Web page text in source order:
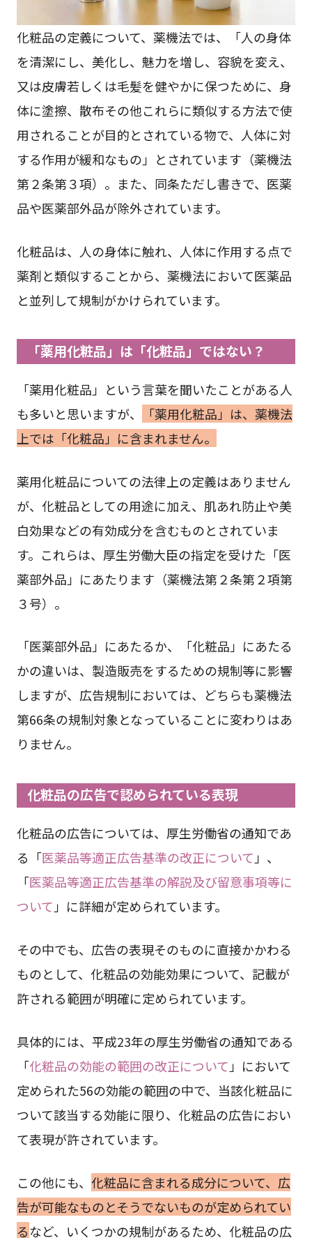
化粧品の定義について、薬機法では、「人の身体
を清潔にし、美化し、魅力を増し、容貌を変え、
又は皮膚若しくは毛髪を健やかに保つために、身
体に塗擦、散布その他これらに類似する方法で使
用されることが目的とされている物で、人体に対
する作用が緩和なもの」とされています（薬機法
第２条第３項）。また、同条ただし書きで、医薬
品や医薬部外品が除外されています。
化粧品は、人の身体に触れ、人体に作用する点で
薬剤と類似することから、薬機法において医薬品
と並列して規制がかけられています。
「薬用化粧品」は「化粧品」ではない？
「薬用化粧品」という言葉を聞いたことがある人
も多いと思いますが、
「薬用化粧品」は、薬機法
上では「化粧品」に含まれません。
薬用化粧品についての法律上の定義はありません
が、化粧品としての用途に加え、肌あれ防止や美
白効果などの有効成分を含むものとされていま
す。これらは、厚生労働大臣の指定を受けた「医
薬部外品」にあたります（薬機法第２条第２項第
３号）。
「医薬部外品」にあたるか、「化粧品」にあたる
かの違いは、製造販売をするための規制等に影響
しますが、広告規制においては、どちらも薬機法
第66条の規制対象となっていることに変わりはあ
りません。
化粧品の広告で認められている表現
化粧品の広告については、厚生労働省の通知であ
る「医薬品等適正広告基準の改正について」、
「医薬品等適正広告基準の解説及び留意事項等に
ついて」に詳細が定められています。
その中でも、広告の表現そのものに直接かかわる
ものとして、化粧品の効能効果について、記載が
許される範囲が明確に定められています。
具体的には、平成23年の厚生労働省の通知である
「化粧品の効能の範囲の改正について 」において
定められた56の効能の範囲の中で、当該化粧品に
ついて該当する効能に限り、化粧品の広告におい
て表現が許されています。
この他にも、 化粧品に含まれる成分について、広
告が可能なものとそうでないものが定められてい
るなど、いくつかの規制があるため、化粧品の広